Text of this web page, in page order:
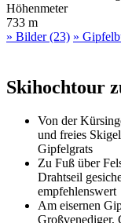
Höhenmeter
733 m
» Bilder (23) »
Skihochtour
Von der
und freies
Gipfelgrats
Zu Fuß über
Drahtseil
empfehlenswert
Am eisernen
Großvenediger,